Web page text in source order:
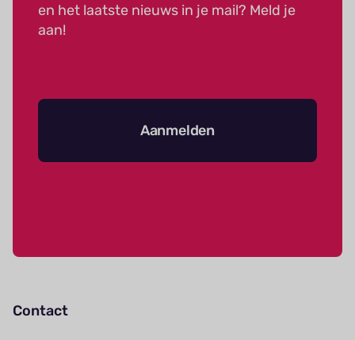
en het laatste nieuws in je mail? Meld je
aan!
Aanmelden
Contact